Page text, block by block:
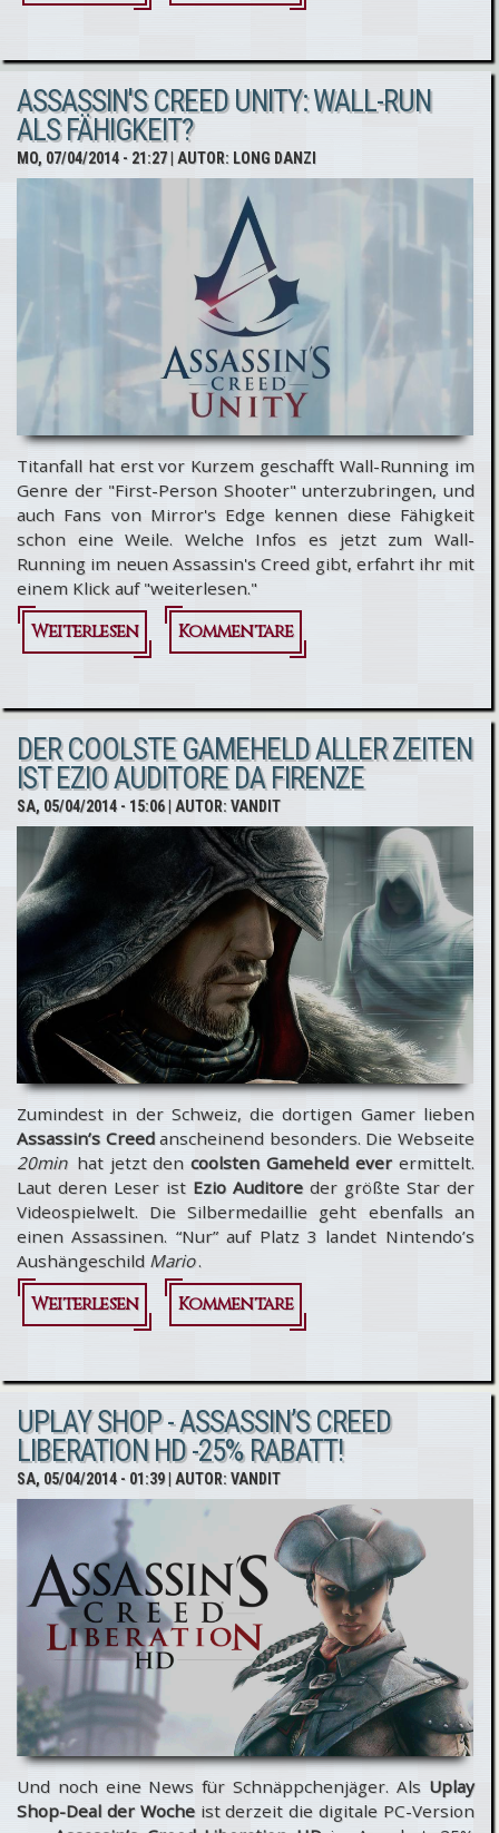
- Assassin’s
Creed 4
heute für
PC & PS3 im
ASSASSIN'S CREED UNITY: WALL-RUN
ALS FÄHIGKEIT?
MO, 07/04/2014 - 21:27| AUTOR: LONG DANZI
Titanfall hat erst vor Kurzem geschafft Wall-Running im
Genre der "First-Person Shooter" unterzubringen, und
auch Fans von Mirror's Edge kennen diese Fähigkeit
schon eine Weile. Welche Infos es jetzt zum Wall-
Running im neuen Assassin's Creed gibt, erfahrt ihr mit
einem Klick auf "weiterlesen."
Weiterlesen
über
Creed
Unity:
Wall-Run
als
Fähigkeit?
Kommentare
DER COOLSTE GAMEHELD ALLER ZEITEN
IST EZIO AUDITORE DA FIRENZE
SA, 05/04/2014 - 15:06| AUTOR:VANDIT
Zumindest in der Schweiz, die dortigen Gamer lieben
Assassin’s Creedanscheinend besonders. Die Webseite
20min hat jetzt dencoolsten Gameheld everermittelt.
Laut deren Leser ist Ezio Auditoreder größte Star der
Videospielwelt. Die Silbermedaillie geht ebenfalls an
einen Assassinen. “Nur” auf Platz 3 landet Nintendo’s
Aushängeschild Mario.
Weiterlesen
über Der
Gameheld
aller
Zeiten ist
Ezio
da
Firenze
Kommentare
UPLAY SHOP - ASSASSIN’S CREED
LIBERATION HD -25% RABATT!
SA, 05/04/2014 - 01:39| AUTOR:VANDIT
Und noch eine News für Schnäppchenjäger. Als Uplay
Shop-Deal der Wocheist derzeit die digitale PC-Version